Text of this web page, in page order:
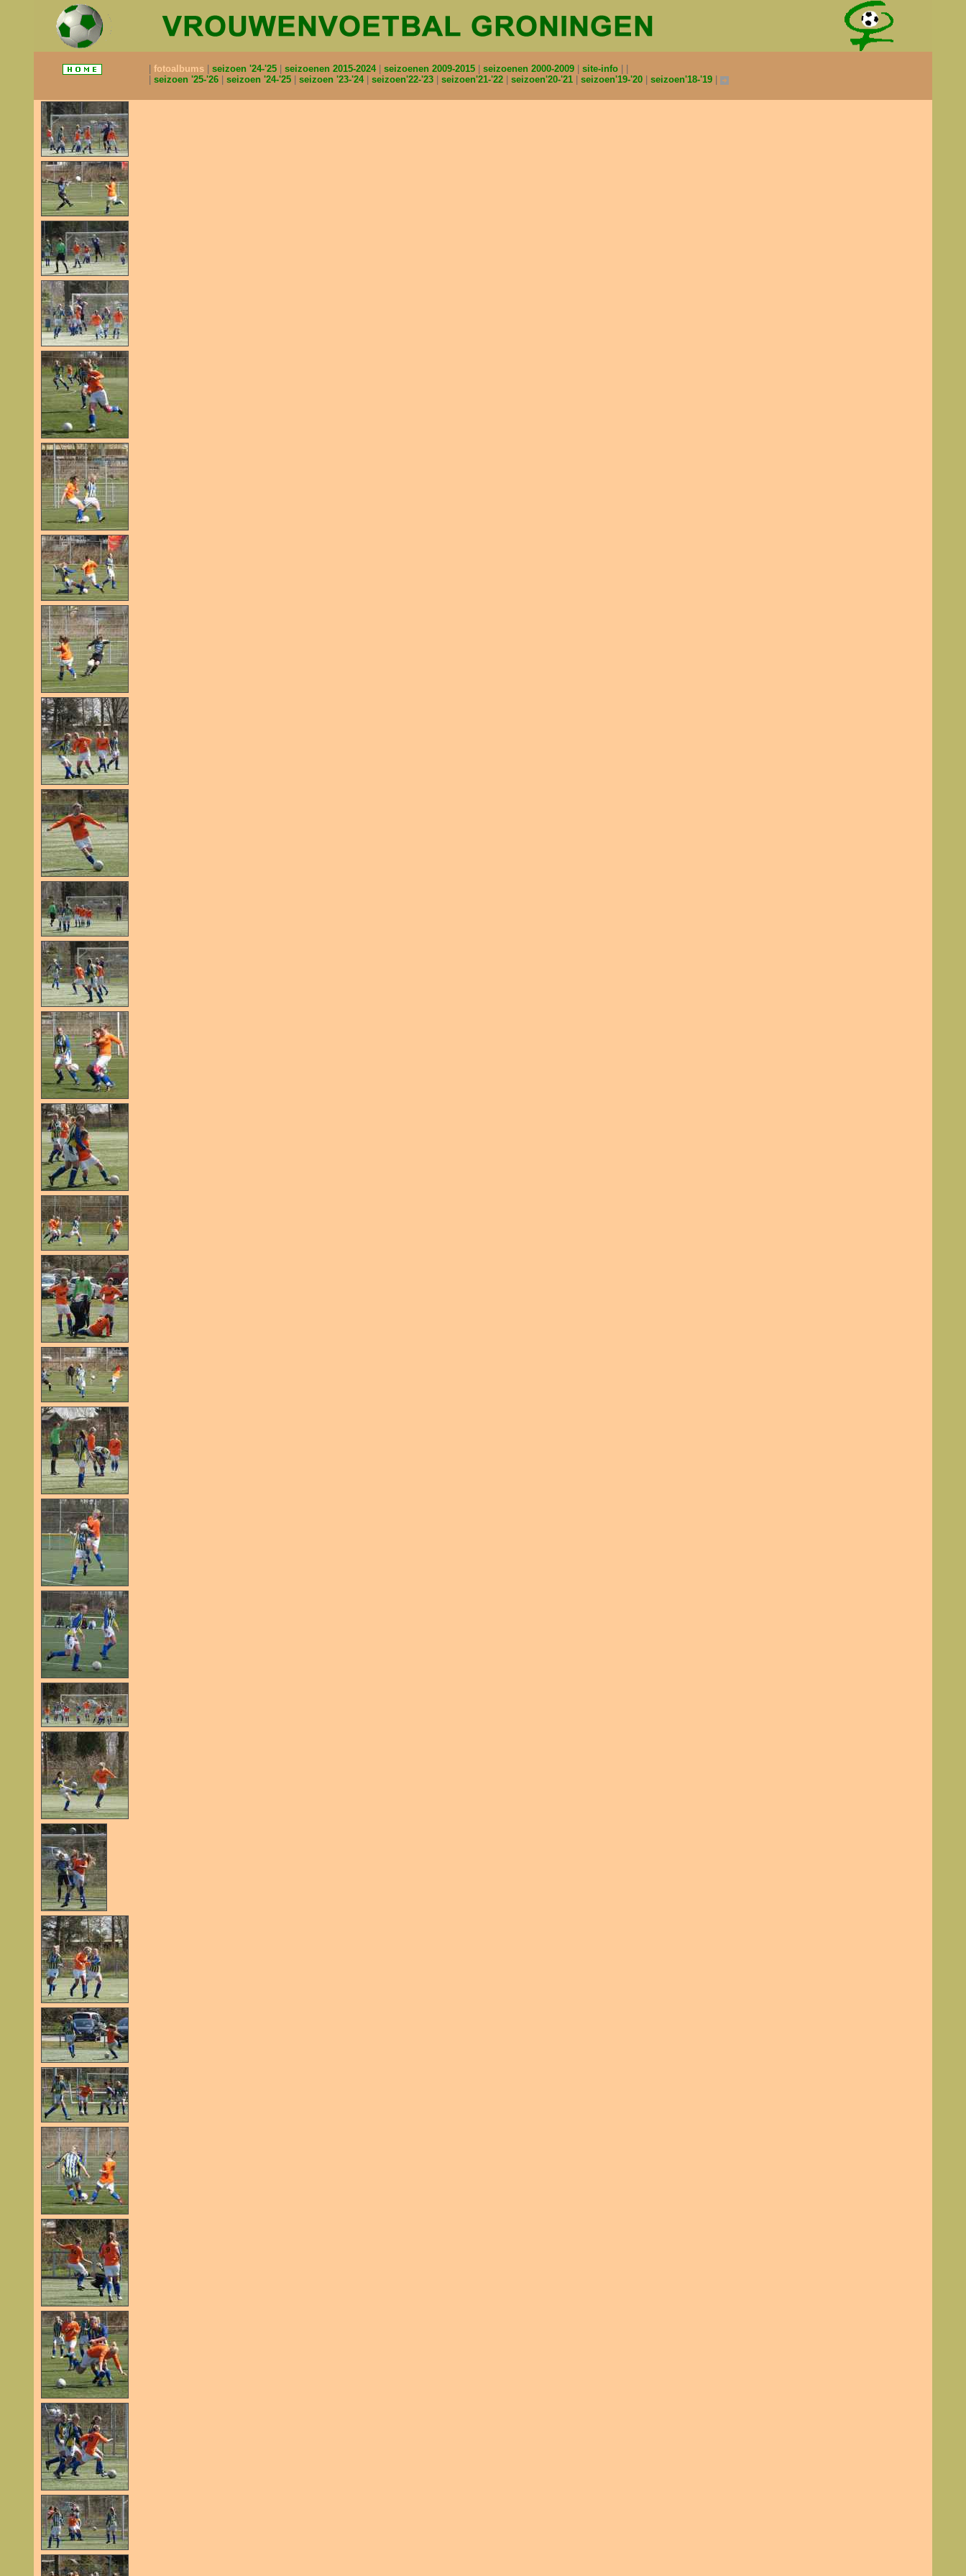
fotoalbums seizoen '24-'25 seizoenen 2015-2024 seizoenen 2009-2015 seizoenen 2000-2009
site-info
seizoen '25-'26
seizoen '24-'25 seizoen '23-'24 seizoen'22-'23 seizoen'21-'22 seizoen'20-'21 seizoen'19-'20 seizoen'18-'19